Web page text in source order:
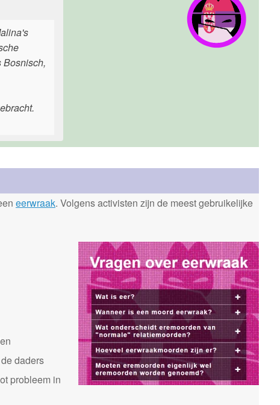
Bosnisch,
eerwraak. Volgens activisten zijn de meest gebruikelijke
daders
probleem in